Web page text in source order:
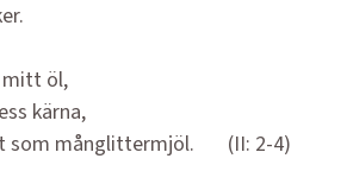
öl,
kärna,
månglittermjöl. (II: 2-4)